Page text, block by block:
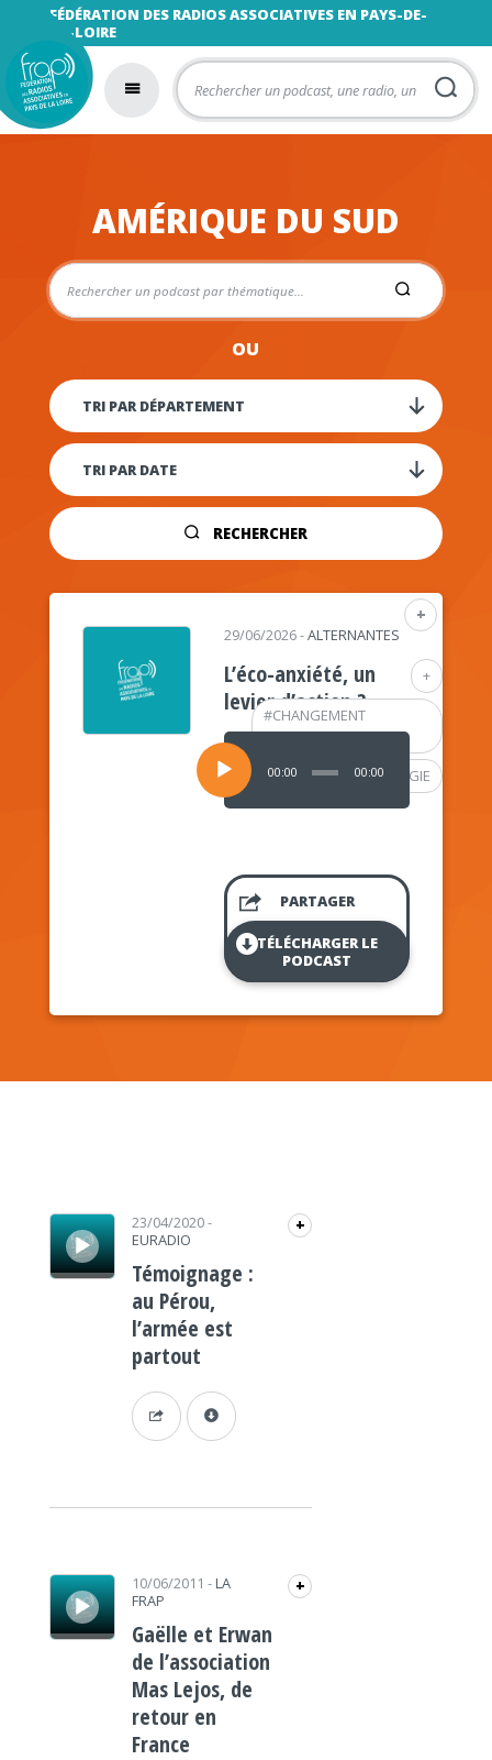
FÉDÉRATION DES RADIOS ASSOCIATIVES EN PAYS-DE-
LA-LOIRE
AMÉRIQUE DU SUD
OU
RECHERCHER
+
+
#CHANGEMENT
CLIMATIQUE
#PSYCHOLOGIE
29/06/2026-ALTERNANTES
L’éco-anxiété, un
levier d’action ?
Lecteur
audio
00:00 00:00
PARTAGER
TÉLÉCHARGER LE
PODCAST
Lecteur audio 23/04/2020-
EURADIO
+
Témoignage :
au Pérou,
l’armée est
partout
Lecteur audio 10/06/2011 - LA
FRAP
+
Gaëlle et Erwan
de l’association
Mas Lejos, de
retour en
France